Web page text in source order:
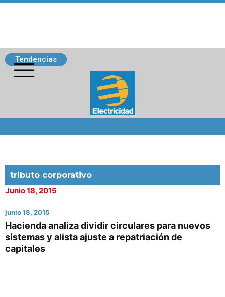
Tendencias
tributo corporativo
Junio 18, 2015
junio 18, 2015
Hacienda analiza dividir circulares para nuevos
sistemas y alista ajuste a repatriación de
capitales